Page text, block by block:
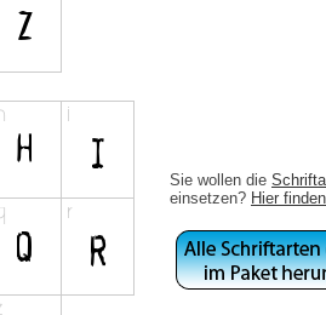
Sie wollen die
einsetzen? Hier